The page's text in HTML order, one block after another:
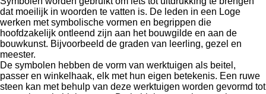
dat moeilijk in woorden te vatten is. De leden in een Loge
werken met symbolische vormen en begrippen die
hoofdzakelijk ontleend zijn aan het bouwgilde en aan de
bouwkunst. Bijvoorbeeld de graden van leerling, gezel en
meester.
De symbolen hebben de vorm van werktuigen als beitel,
passer en winkelhaak, elk met hun eigen betekenis. Een ruwe
steen kan met behulp van deze werktuigen worden gevormd tot